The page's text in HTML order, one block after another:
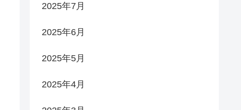
2025年7月
2025年6月
2025年5月
2025年4月